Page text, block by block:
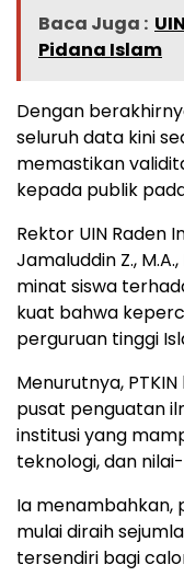
Baca Juga :
Pidana Islam
Dengan
seluruh data kini
memastikan
kepada publik
Rektor UIN Raden
Jamaluddin Z.,
minat siswa
kuat bahwa
perguruan tinggi
Menurutnya,
pusat penguatan
institusi yang
teknologi, dan
Ia menambahkan,
mulai diraih
tersendiri bagi